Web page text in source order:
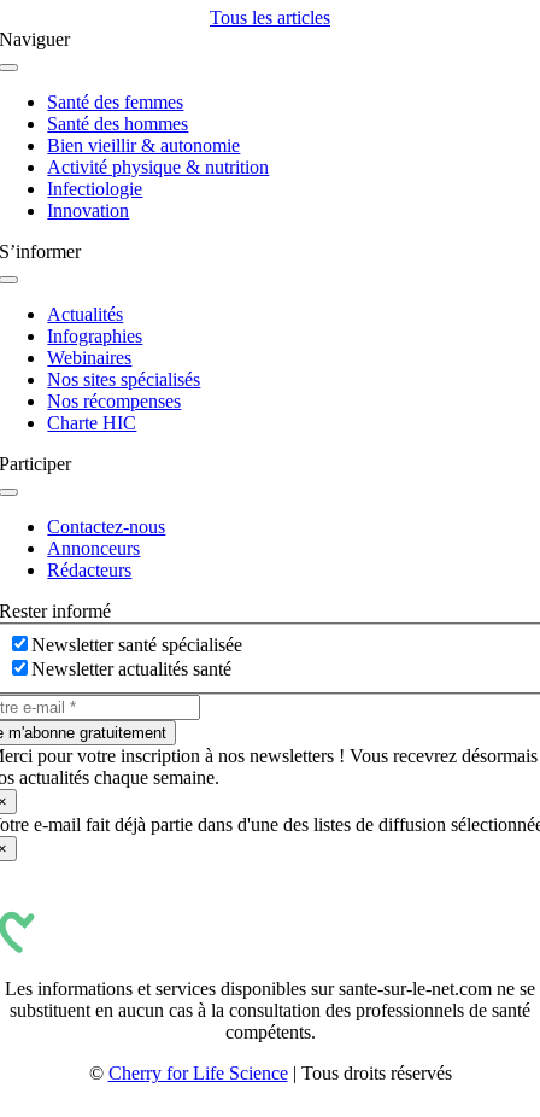
Tous les articles
Naviguer
Navigation
basculeSanté des femmes
Santé des hommes
Bien vieillir & autonomie
Activité physique & nutrition
Infectiologie
Innovation
S’informer
Navigation
basculeActualités
Infographies
Webinaires
Nos sites spécialisés
Nos récompenses
Charte HIC
Participer
Navigation
basculeContactez-nous
Annonceurs
Rédacteurs
Rester informé
Newsletter santé spécialisée
Newsletter actualités santé
m'abonne gratuitement
pour votre inscription à nos newsletters ! Vous recevrez désormais
actualités chaque semaine.
e-mail fait déjà partie dans d'une des listes de diffusion
Les informations et services disponibles sur sante-sur-le-net.com ne se
substituent en aucun cas à la consultation des professionnels de santé
compétents.
© Cherry for Life Science| Tous droits réservés